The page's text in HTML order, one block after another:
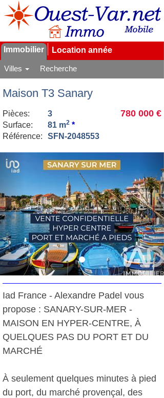
Immobilier Location année
Villes Recherche
Maison T3 Sanary
780 000 €
Pièces:
3
Surface:
81 m2 *
Référence:
SFN-2048553
Iad France - Alexandre Padel vous
propose : SANARY-SUR-MER -
MAISON EN HYPER-CENTRE, À
QUELQUES PAS DU PORT ET DU
MARCHÉ
À seulement quelques minutes à pied
du port, du marché provençal, des